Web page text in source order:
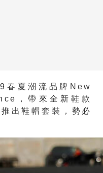
春夏潮流品牌New
，帶來全新鞋款
出鞋帽套裝，勢必